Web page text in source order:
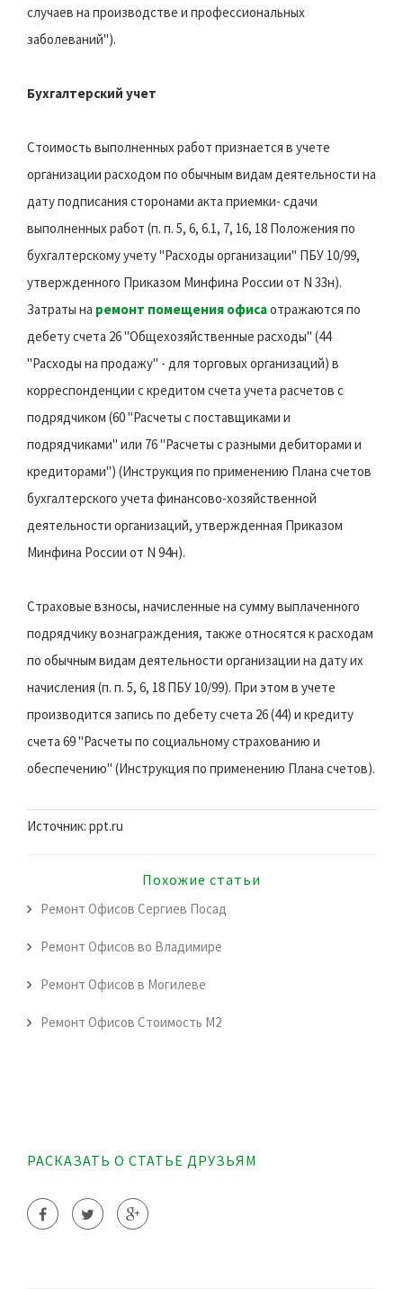
случаев на производстве и профессиональных
заболеваний").
Бухгалтерский учет
Стоимость выполненных работ признается в учете
организации расходом по обычным видам деятельности на
дату подписания сторонами акта приемки- сдачи
выполненных работ (п. п. 5, 6, 6.1, 7, 16, 18 Положения по
бухгалтерскому учету "Расходы организации" ПБУ 10/99,
утвержденного Приказом Минфина России от N 33н).
Затраты на ремонт помещения офисаотражаются по
дебету счета 26 "Общехозяйственные расходы" (44
"Расходы на продажу" - для торговых организаций) в
корреспонденции с кредитом счета учета расчетов с
подрядчиком (60 "Расчеты с поставщиками и
подрядчиками" или 76 "Расчеты с разными дебиторами и
кредиторами") (Инструкция по применению Плана счетов
бухгалтерского учета финансово-хозяйственной
деятельности организаций, утвержденная Приказом
Минфина России от N 94н).
Страховые взносы, начисленные на сумму выплаченного
подрядчику вознаграждения, также относятся к расходам
по обычным видам деятельности организации на дату их
начисления (п. п. 5, 6, 18 ПБУ 10/99). При этом в учете
производится запись по дебету счета 26 (44) и кредиту
счета 69 "Расчеты по социальному страхованию и
обеспечению" (Инструкция по применению Плана счетов).
Источник: ppt.ru
Похожие статьи
Ремонт Офисов Сергиев Посад
Ремонт Офисов во Владимире
Ремонт Офисов в Могилеве
Ремонт Офисов Стоимость М2
РАСКАЗАТЬ О СТАТЬЕ ДРУЗЬЯМ